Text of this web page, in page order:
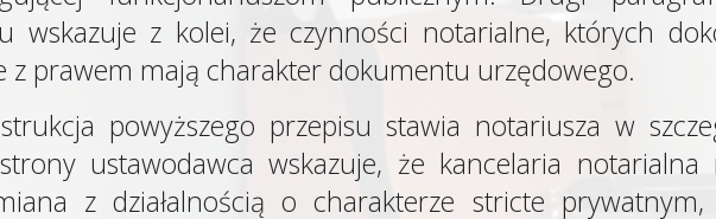
wskazuje z kolei, że czynności notarialne, których
z prawem mają charakter dokumentu urzędowego.
powyższego przepisu stawia notariusza w
ustawodawca wskazuje, że kancelaria
z działalnością o charakterze stricte